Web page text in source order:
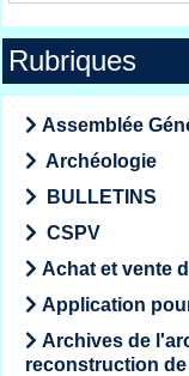
Rubriques
Assemblée
Archéologie
BULLETINS
CSPV
Achat et vente
Application
Archives de
reconstruction